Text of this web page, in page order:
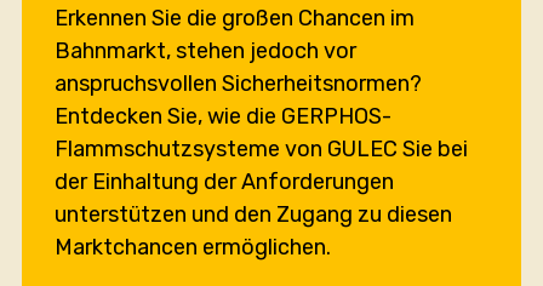
Erkennen Sie die großen Chancen im
Bahnmarkt, stehen jedoch vor
anspruchsvollen Sicherheitsnormen?
Entdecken Sie, wie die GERPHOS-
Flammschutzsysteme von GULEC Sie bei
der Einhaltung der Anforderungen
unterstützen und den Zugang zu diesen
Marktchancen ermöglichen.